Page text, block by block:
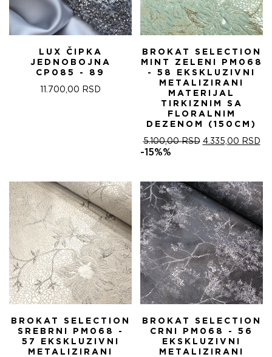
LUX ČIPKA
JEDNOBOJNA
CP085 - 89
11.700,00 RSD
BROKAT SELECTION
MINT ZELENI PM068
- 58 EKSKLUZIVNI
METALIZIRANI
MATERIJAL
TIRKIZNIM SA
FLORALNIM
DEZENOM (150CM)
5.100,00RSD ОРИГИНАЛНА
5.100,00 RSD.
4.335,00 RSD
-15%%
BROKAT SELECTION
SREBRNI PM068 -
57 EKSKLUZIVNI
METALIZIRANI
BROKAT SELECTION
CRNI PM068 - 56
EKSKLUZIVNI
METALIZIRANI